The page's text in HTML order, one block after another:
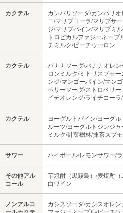
カクテル
カンパリソーダ/カンパリ
ニ/マリブコーラ/マリブサ
ジ/マリブパイン/マリブミ
トロピカルファジーネー
チミルク/ピーチウーロン
カクテル
バナナソーダ/バナナオレ
ロンミルク/ミドリスプモ
ンジ/マンゴーパイン/マン
ベリーソーダ/ストロベリ
イチオレンジ/ライチコー
カクテル
ヨーグルトパイン/ヨーグ
ルーツ/ヨーグルトジンジ
ミルク/針葉樹林/抹茶スプ
サワー ハイボール/レモンサワー/
その他アル
コール
芋焼酎（黒霧島）/麦焼酎
白ワイン
ノンアルコ
カシスソーダ/カシスオレ